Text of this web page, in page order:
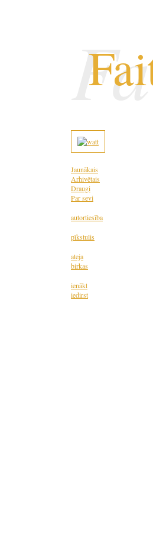
Jaunākais
Arhivētais
Draugi
Par sevi
autortiesība
pīkstulis
ateja
birkas
ienākt
iedirst